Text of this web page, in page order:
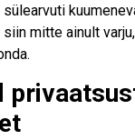
mitte ainult